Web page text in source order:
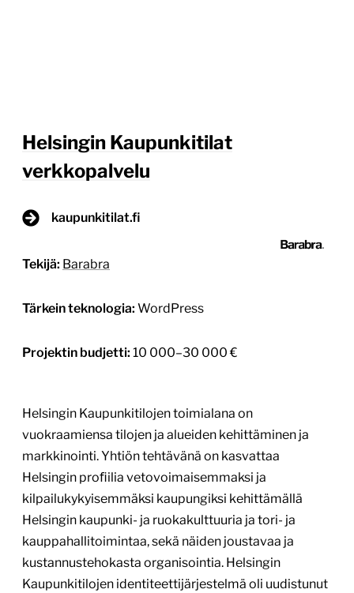
Helsingin Kaupunkitilat
verkkopalvelu
kaupunkitilat.fi
Tekijä: Barabra
Tärkein teknologia: WordPress
Projektin budjetti: 10 000–30 000 €
Helsingin Kaupunkitilojen toimialana on
vuokraamiensa tilojen ja alueiden kehittäminen ja
markkinointi. Yhtiön tehtävänä on kasvattaa
Helsingin proﬁilia vetovoimaisemmaksi ja
kilpailukykyisemmäksi kaupungiksi kehittämällä
Helsingin kaupunki- ja ruokakulttuuria ja tori- ja
kauppahallitoimintaa, sekä näiden joustavaa ja
kustannustehokasta organisointia. Helsingin
Kaupunkitilojen identiteettijärjestelmä oli uudistunut